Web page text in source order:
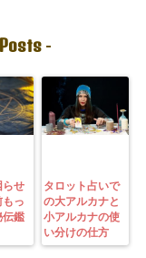
-
らせ
っ
伝鑑
タロット占いで
の大アルカナと
小アルカナの使
い分けの仕方